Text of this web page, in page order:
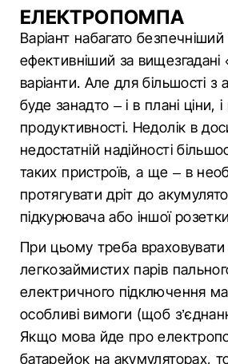
ЕЛЕКТРОПОМПА
Варіант набагато безпечніший
ефективніший за вищезгадані
варіанти. Але для більшості з
буде занадто – і в плані ціни, і
продуктивності. Недолік в
недостатній надійності
таких пристроїв, а ще – в
протягувати дріт до
підкурювача або іншої
При цьому треба враховувати
легкозаймистих парів
електричного підключення
особливі вимоги (щоб
Якщо мова йде про
батарейок на акумуляторах,